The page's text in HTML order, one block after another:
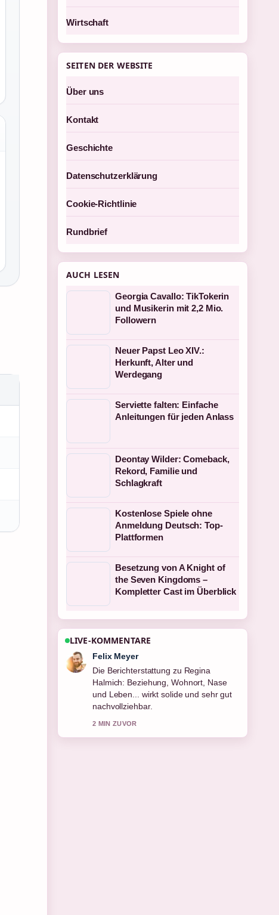
Wirtschaft
SEITEN DER WEBSITE
Über uns
Kontakt
Geschichte
Datenschutzerklärung
Cookie-Richtlinie
Rundbrief
AUCH LESEN
Georgia Cavallo: TikTokerin
und Musikerin mit 2,2 Mio.
Followern
Neuer Papst Leo XIV.:
Herkunft, Alter und
Werdegang
Serviette falten: Einfache
Anleitungen für jeden Anlass
Deontay Wilder: Comeback,
Rekord, Familie und
Schlagkraft
Kostenlose Spiele ohne
Anmeldung Deutsch: Top-
Plattformen
Besetzung von A Knight of
the Seven Kingdoms –
Kompletter Cast im Überblick
LIVE-KOMMENTARE
Laura Becker
Gute Verifikationsarbeit zu Alexander
Gerst: Leben, Karriere und Gehalt
des.... Mehr Medien sollten so
schreiben.
4 MIN ZUVOR